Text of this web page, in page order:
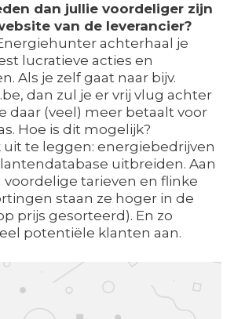
dan jullie voordeliger zijn
van de leverancier?
achterhaal je
lucratieve acties en
Als je zelf gaat naar bijv.
dan zul je er vrij vlug achter
daar (veel) meer betaalt voor
Hoe is dit mogelijk?
uit te leggen: energiebedrijven
uitbreiden. Aan
voordelige tarieven en flinke
staan ze hoger in de
prijs gesorteerd). En zo
potentiële klanten aan.